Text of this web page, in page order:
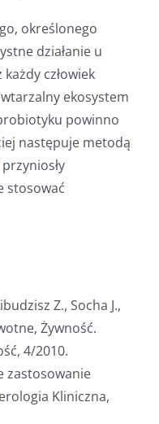
określonego
działanie u
człowiek
ekosystem
powinno
następuje metodą
stosować
Z., Socha J.,
Żywność.
4/2010.
zastosowanie
Kliniczna,